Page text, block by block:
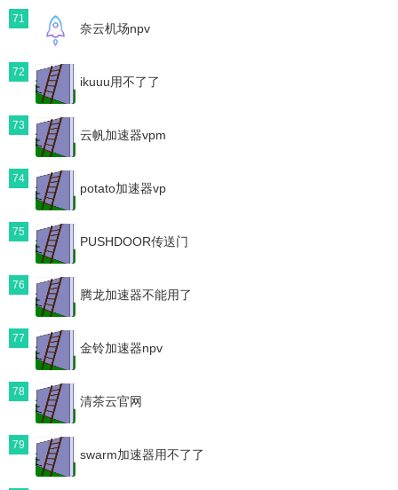
71
奈云机场npv
72
ikuuu用不了了
73
云帆加速器vpm
74
potato加速器vp
75
PUSHDOOR传送门
76
腾龙加速器不能用了
77
金铃加速器npv
78
清茶云官网
79
swarm加速器用不了了